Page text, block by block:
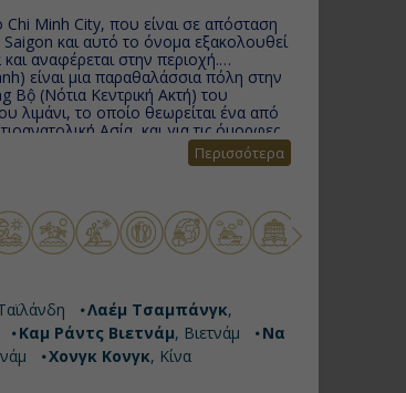
Chi Minh City, που είναι σε απόσταση
και αυτό το όνομα εξακολουθεί
αναφέρεται στην περιοχή.
είναι μια παραθαλάσσια πόλη στην
Bộ (Νότια Κεντρική Ακτή) του
λιμάνι, το οποίο θεωρείται ένα από
Ασία, και για τις όμορφες
στρατιωτικό ρόλο, φιλοξενώντας
προορισμό για τους διεθνείς
καθώς και πιο εύπορους
Νιν, του Βιετνάμ. Ο κόλπος
σχήματα και μεγέθη.
λιμάνι της Κίνας, Είναι πρώην
τμήμα της Κίνας. Η ομώνυμη
σήραγγα διπλής
Περισσότερα
Λαέμ Τσαμπάνγκ,
Καμ Ράντς Βιετνάμ, Βιετνάμ
Να
Χονγκ Κονγκ, Κίνα